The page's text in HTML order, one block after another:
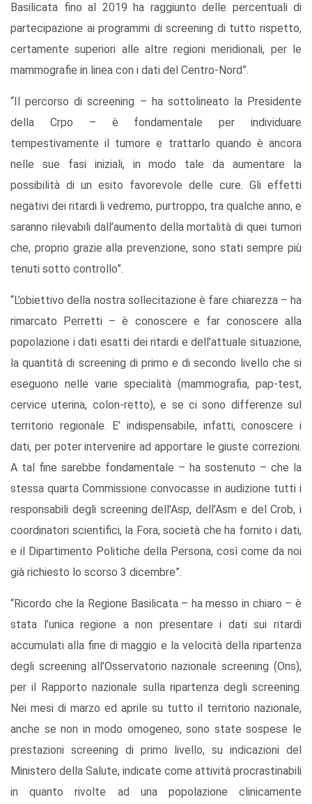
Basilicata fino al 2019 ha raggiunto delle percentuali di
partecipazione ai programmi di screening di tutto rispetto,
certamente superiori alle altre regioni meridionali, per le
mammografie in linea con i dati del Centro-Nord”.
“Il percorso di screening – ha sottolineato la Presidente
della Crpo – è fondamentale per individuare
tempestivamente il tumore e trattarlo quando è ancora
nelle sue fasi iniziali, in modo tale da aumentare la
possibilità di un esito favorevole delle cure. Gli effetti
negativi dei ritardi li vedremo, purtroppo, tra qualche anno, e
saranno rilevabili dall’aumento della mortalità di quei tumori
che, proprio grazie alla prevenzione, sono stati sempre più
tenuti sotto controllo”.
“L’obiettivo della nostra sollecitazione è fare chiarezza – ha
rimarcato Perretti – è conoscere e far conoscere alla
popolazione i dati esatti dei ritardi e dell’attuale situazione,
la quantità di screening di primo e di secondo livello che si
eseguono nelle varie specialità (mammografia, pap-test,
cervice uterina, colon-retto), e se ci sono differenze sul
territorio regionale. E’ indispensabile, infatti, conoscere i
dati, per poter intervenire ad apportare le giuste correzioni.
A tal fine sarebbe fondamentale – ha sostenuto – che la
stessa quarta Commissione convocasse in audizione tutti i
responsabili degli screening dell’Asp, dell’Asm e del Crob, i
coordinatori scientifici, la Fora, società che ha fornito i dati,
e il Dipartimento Politiche della Persona, così come da noi
già richiesto lo scorso 3 dicembre”.
“Ricordo che la Regione Basilicata – ha messo in chiaro – è
stata l’unica regione a non presentare i dati sui ritardi
accumulati alla fine di maggio e la velocità della ripartenza
degli screening all’Osservatorio nazionale screening (Ons),
per il Rapporto nazionale sulla ripartenza degli screening.
Nei mesi di marzo ed aprile su tutto il territorio nazionale,
anche se non in modo omogeneo, sono state sospese le
prestazioni screening di primo livello, su indicazioni del
Ministero della Salute, indicate come attività procrastinabili
in quanto rivolte ad una popolazione clinicamente